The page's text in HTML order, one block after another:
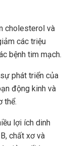
cholesterol và
các triệu
bệnh tim mạch.
phát triển của
động kinh và
thể.
lợi ích dinh
chất xơ và